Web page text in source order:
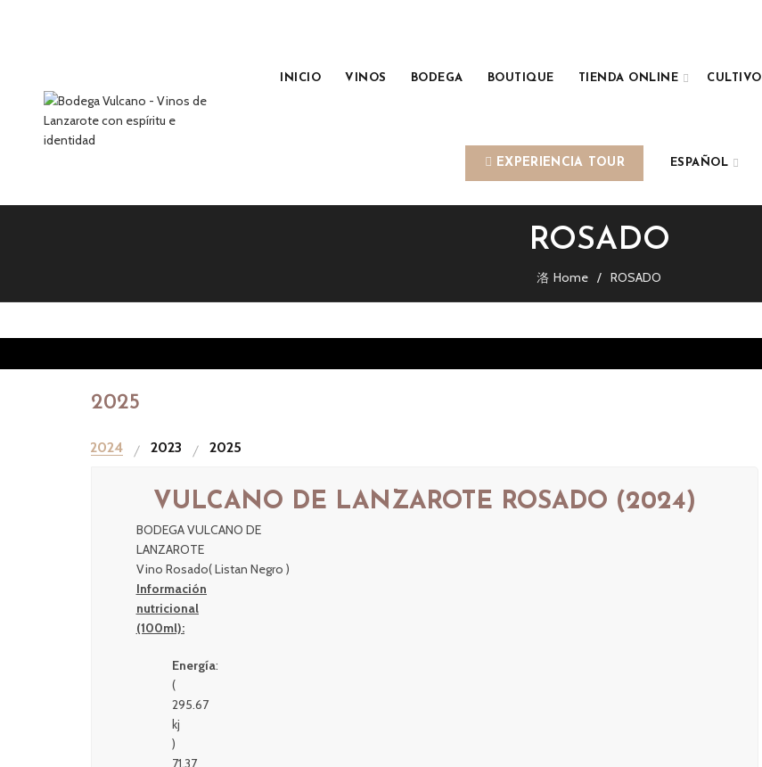
INICIO VINOS BODEGA BOUTIQUE TIENDA ONLINE CULTIVO
EXPERIENCIA TOUR ESPAÑOL
ROSADO
Home ROSADO
2025
2024 2023 2025
VULCANO DE LANZAROTE ROSADO (2024)
BODEGA VULCANO DE
LANZAROTE
Vino Rosado( Listan Negro )
Información
nutricional
(100ml):
Energía:
(
295.67
kj
)
71.37